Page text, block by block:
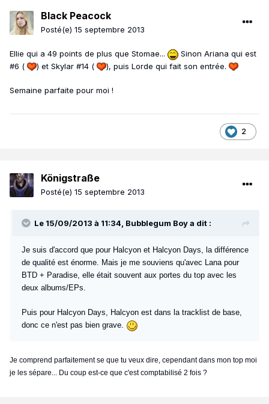
Black Peacock
Posté(e) 15 septembre 2013
Ellie qui a 49 points de plus que Stomae...
Sinon Ariana qui est
#6 (
) et Skylar #14 ( ), puis Lorde qui fait son entrée.
Semaine parfaite pour moi !
2
Königstraße
Posté(e) 15 septembre 2013
Le 15/09/2013 à 11:34, Bubblegum Boy a dit :
Je suis d'accord que pour Halcyon et Halcyon Days, la différence
de qualité est énorme. Mais je me souviens qu'avec Lana pour
BTD + Paradise, elle était souvent aux portes du top avec les
deux albums/EPs.
Puis pour Halcyon Days, Halcyon est dans la tracklist de base,
donc ce n'est pas bien grave.
Je comprend parfaitement se que tu veux dire, cependant dans mon top moi
je les sépare... Du coup est-ce que c'est comptabilisé 2 fois ?